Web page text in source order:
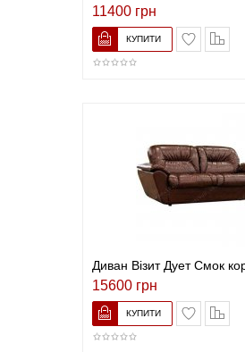
11400 грн
В
Диван Візит Дует Смок
15600 грн
В